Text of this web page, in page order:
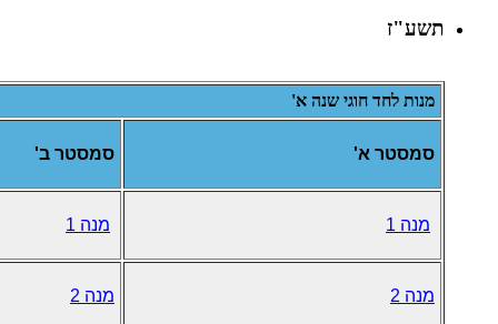
תשע"ז
מנות לחד חוגי שנה א'
סמסטר א' סמסטר ב'
מנה 1 מנה 1
מנה 2 מנה 2